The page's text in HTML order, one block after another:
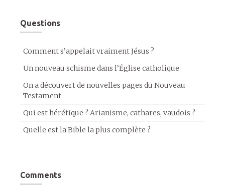
Questions
Comment s’appelait vraiment Jésus ?
Un nouveau schisme dans l’Église catholique
On a découvert de nouvelles pages du Nouveau
Testament
Qui est hérétique ? Arianisme, cathares, vaudois ?
Quelle est la Bible la plus complète ?
Comments